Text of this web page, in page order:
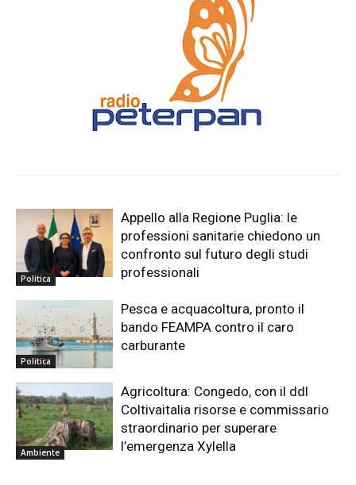
Politica
Appello alla Regione Puglia: le
professioni sanitarie chiedono un
confronto sul futuro degli studi
professionali
Politica
Pesca e acquacoltura, pronto il
bando FEAMPA contro il caro
carburante
Ambiente
Agricoltura: Congedo, con il ddl
Coltivaitalia risorse e commissario
straordinario per superare
l’emergenza Xylella